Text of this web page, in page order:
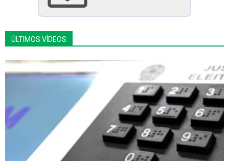
ÚLTIMOS VÍDEOS